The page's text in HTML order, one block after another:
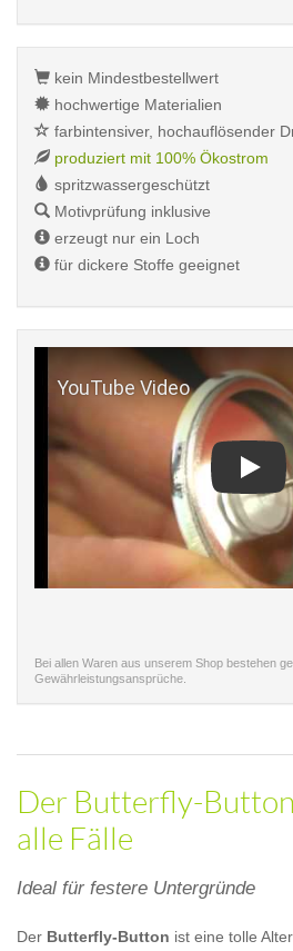
kein Mindestbestellwert
hochwertige Materialien
farbintensiver, hochauflösender
produziert mit 100% Ökostrom
spritzwassergeschützt
Motivprüfung inklusive
erzeugt nur ein Loch
für dickere Stoffe geeignet
Bei allen Waren aus unserem Shop bestehen
Gewährleistungsansprüche.
Der Butterfly-
alle Fälle
Ideal für festere Untergründe
Der Butterfly-Button ist eine tolle